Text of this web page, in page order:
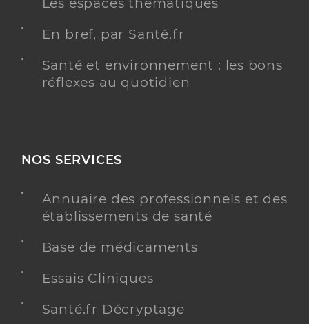
Les espaces thématiques
En bref, par Santé.fr
Santé et environnement : les bons
réflexes au quotidien
NOS SERVICES
Annuaire des professionnels et des
établissements de santé
Base de médicaments
Essais Cliniques
Santé.fr Décryptage